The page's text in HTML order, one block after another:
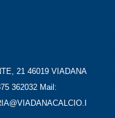
21 46019 VIADANA
362032 Mail: